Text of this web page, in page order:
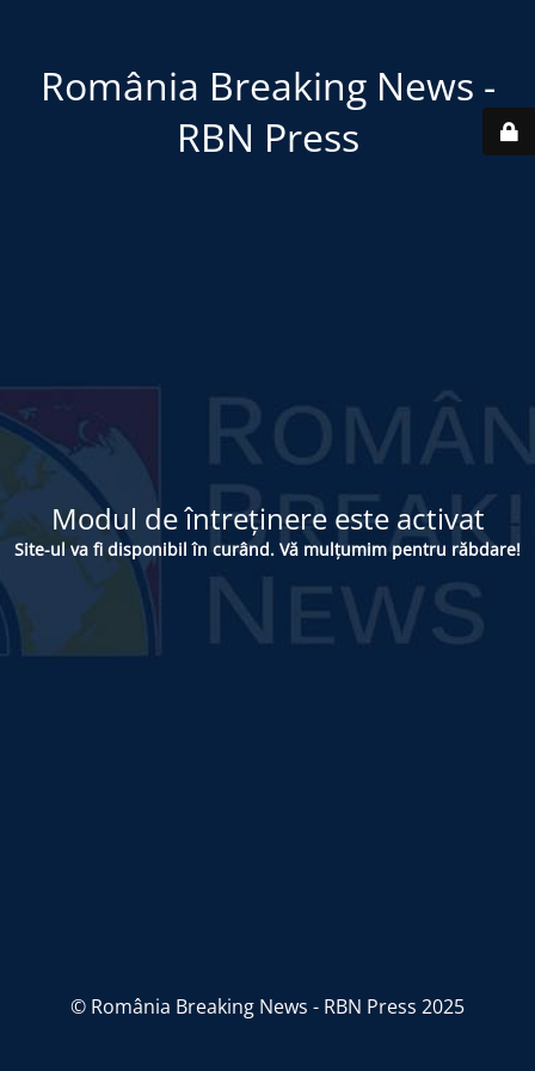
România Breaking News -
RBN Press
Modul de întreținere este activat
Site-ul va fi disponibil în curând. Vă mulțumim pentru răbdare!
© România Breaking News - RBN Press 2025